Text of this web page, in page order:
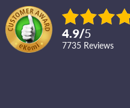
4.9/5
7735 reviews